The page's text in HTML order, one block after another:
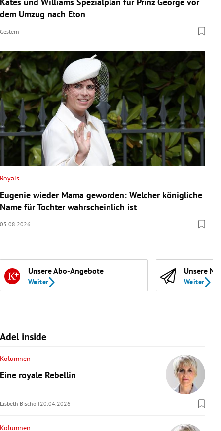
dem Umzug nach Eton
Gestern
Royals
Eugenie wieder Mama geworden: Welcher königliche
Name für Tochter wahrscheinlich ist
05.08.2026
Unsere Abo-Angebote
Weiter
Unsere
Weiter
Adel inside
Kolumnen
Eine royale Rebellin
Lisbeth Bischoff20.04.2026
Kolumnen